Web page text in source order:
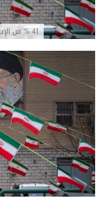
41 % من الإيرانيين يعتبرون إسقاط النظام شرطاً أساسياً للتغيير